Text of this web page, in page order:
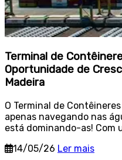
Terminal de
Oportunidade de
Madeira
O Terminal de
apenas navegando nas
está dominando-as! Com
14/05/26 Ler mais